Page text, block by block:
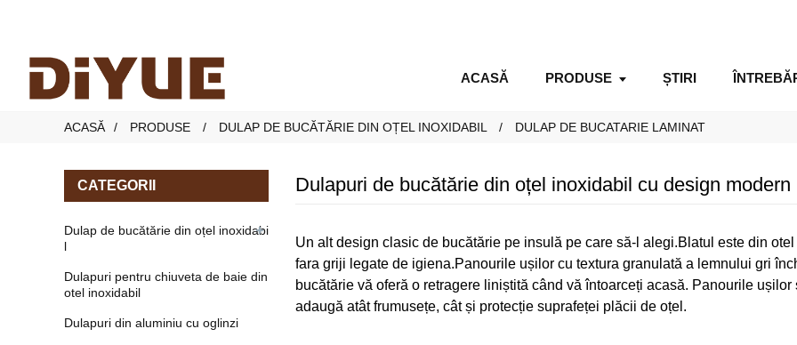
ACASĂ PRODUSE ȘTIRI
ACASĂ PRODUSE DULAP DE BUCĂTĂRIE DIN OȚEL INOXIDABIL DULAP DE BUCATARIE LAMINAT
CATEGORII
Dulap de bucătărie din oțel inoxidabi
l
Dulapuri pentru chiuveta de baie din
otel inoxidabil
Dulapuri din aluminiu cu oglinzi
Dulapuri de bucătărie din oțel inoxidabil cu design modern
Un alt design clasic de bucătărie pe insulă pe care să-l alegi.Blatul este din
fara griji legate de igiena.Panourile ușilor cu textura granulată a lemnului gri
bucătărie vă oferă o retragere liniștită când vă întoarceți acasă. Panourile
adaugă atât frumusețe, cât și protecție suprafeței plăcii de oțel.